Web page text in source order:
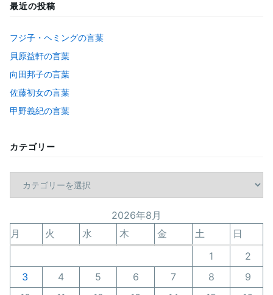
最近の投稿
フジ子・ヘミングの言葉
貝原益軒の言葉
向田邦子の言葉
佐藤初女の言葉
甲野義紀の言葉
カテゴリー
ー
2026年8月
月
火 水 木 金 土
日
1
2
3
4 5 6 7 8
9